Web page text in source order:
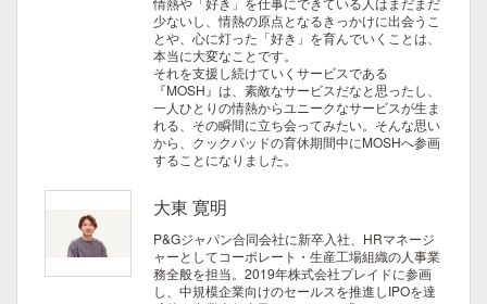
少ないし、情熱の原点となるきっかけに出会うこ
とや、心に灯った「好き」を育んでいくことは、
本当に大変なことです。
それを支援し続けていくサービスである
『MOSH』は、素敵なサービスだなと思ったし、
一人ひとりの情熱からユニークなサービスが生ま
れる、その瞬間に立ち会ってみたい。そんな思い
から、クックパッドの育休期間中にMOSHへ参画
することになりました。
大東 寛明
P&Gジャパン合同会社に新卒入社、HRマネージ
ャーとしてコーポレート・生産工場組織の人事業
務全般を担当。2019年株式会社プレイドに参画
し、中規模企業向けのセールスを推進しIPOを達